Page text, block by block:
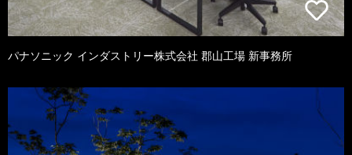
パナソニック インダストリー株式会社 郡山工場 新事務所